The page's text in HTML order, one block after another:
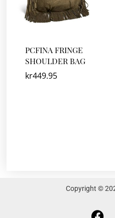
PCFINA FRINGE
SHOULDER BAG
kr449.95
Copyright ©
F